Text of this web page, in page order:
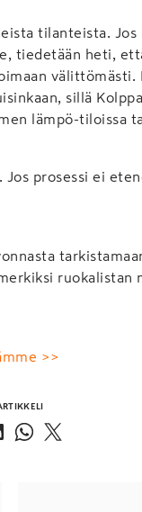
tilanteista.
tiedetään heti,
välittömästi.
sillä
lämpö-tiloissa
prosessi ei
ruokalistan
>>